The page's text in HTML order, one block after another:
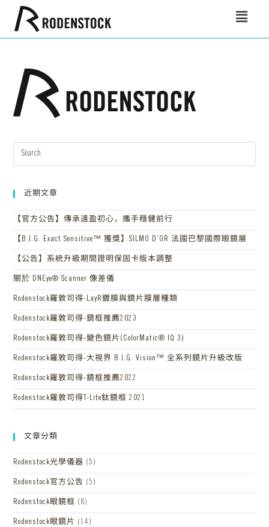
近期文章
【官方公告】傳承遠盈初心，攜手穩健前行
【B.I.G. Exact Sensitive™ 獲獎】SILMO D’OR 法國巴黎國際眼鏡展
【公告】系統升級期間證明保固卡版本調整
關於 DNEye® Scanner 像差儀
Rodenstock羅敦司得-LayR鍍膜與鏡片膜層種類
Rodenstock羅敦司得-鏡框推薦2023
Rodenstock羅敦司得-變色鏡片(ColorMatic® IQ 3)
Rodenstock羅敦司得-大視界 B.I.G. Vision™ 全系列鏡片升級改版
Rodenstock羅敦司得-鏡框推薦2022
Rodenstock羅敦司得T-Lite鈦鏡框 2021
文章分類
Rodenstock光學儀器 (5)
Rodenstock官方公告 (5)
Rodenstock眼鏡框 (8)
Rodenstock眼鏡片 (14)